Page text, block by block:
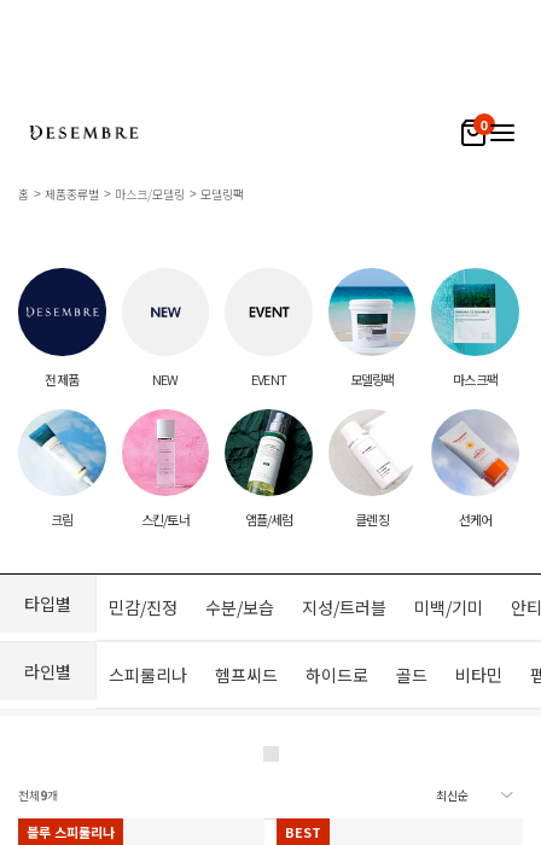
0
홈 제품종류별 마스크/모델링 모델링팩
전 제품 NEW EVENT 모델링팩 마스크팩
크림 스킨/토너 앰플/세럼 클렌징 선케어
타입별 민감/진정 수분/보습 지성/트러블 미백/기미 안
라인별 스피룰리나 헴프씨드 하이드로 골드 비타민
전체9개
블루 스피룰리나
BEST